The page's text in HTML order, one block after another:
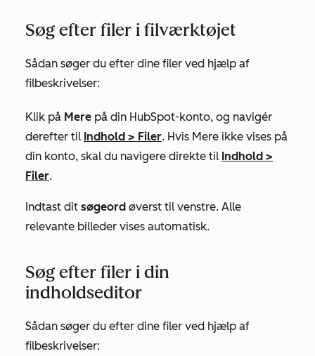
Søg efter filer i filværktøjet
Sådan søger du efter dine filer ved hjælp af
filbeskrivelser:
Klik på Mere på din HubSpot-konto, og navigér
derefter til Indhold > Filer. Hvis Mere ikke vises på
din konto, skal du navigere direkte til Indhold >
Filer.
Indtast dit søgeord øverst til venstre. Alle
relevante billeder vises automatisk.
Søg efter filer i din
indholdseditor
Sådan søger du efter dine filer ved hjælp af
filbeskrivelser: